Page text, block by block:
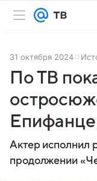
31 октября 2024
По ТВ
Актер исполнил
продолжении